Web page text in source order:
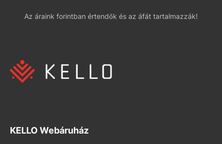
Az áraink forintban értendők és az áfát tartalmazzák!
KELLO Webáruház